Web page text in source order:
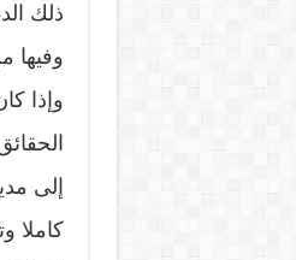
ذلك
وفيها
وإذا
إلى
كاملا